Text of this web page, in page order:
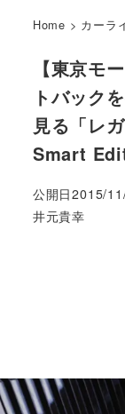
Home > カーラ
【東京モ
トバック
見る「レ
Smart
公開日2015/
著
井元貴幸